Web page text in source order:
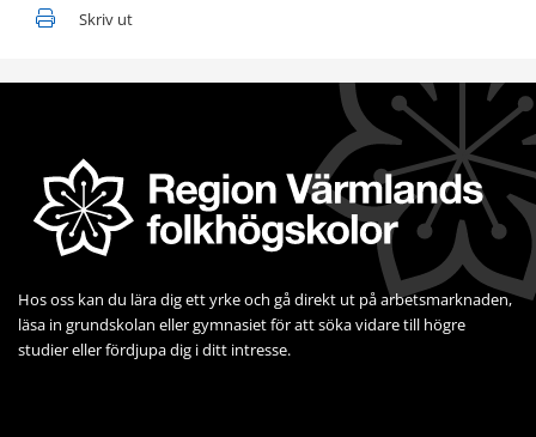
Skriv ut
Hos oss kan du lära dig ett yrke och gå direkt ut på arbets­marknaden,
läsa in grundskolan eller gymnasiet för att söka vidare till högre
studier eller fördjupa dig i ditt intresse.